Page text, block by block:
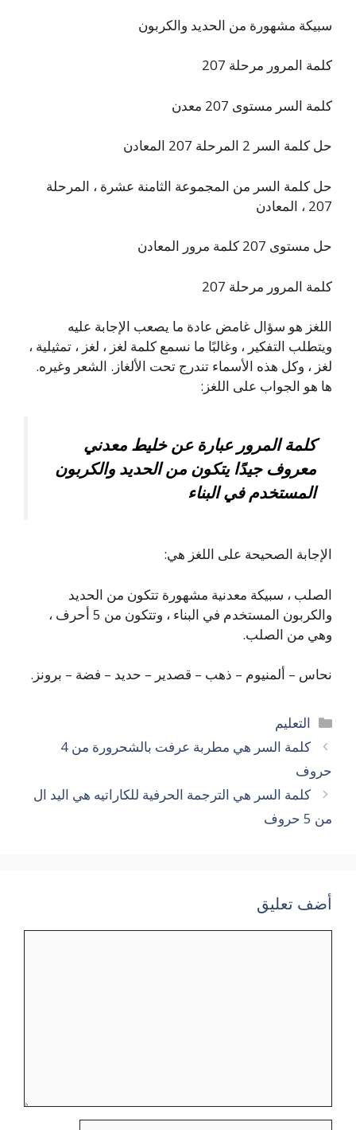
سبيكة مشهورة من الحديد والكربون
كلمة المرور مرحلة 207
كلمة السر مستوى 207 معدن
حل كلمة السر 2 المرحلة 207 المعادن
حل كلمة السر من المجموعة الثامنة عشرة ، المرحلة
207 ، المعادن
حل مستوى 207 كلمة مرور المعادن
كلمة المرور مرحلة 207
اللغز هو سؤال غامض عادة ما يصعب الإجابة عليه
ويتطلب التفكير ، وغالبًا ما نسمع كلمة لغز ، لغز ، تمثيلية ،
لغز ، وكل هذه الأسماء تندرج تحت الألغاز. الشعر وغيره.
ها هو الجواب على اللغز:
كلمة المرور عبارة عن خليط معدني
معروف جيدًا يتكون من الحديد والكربون
المستخدم في البناء
الإجابة الصحيحة على اللغز هي:
الصلب ، سبيكة معدنية مشهورة تتكون من الحديد
والكربون المستخدم في البناء ، وتتكون من 5 أحرف ،
وهي من الصلب.
نحاس – ألمنيوم – ذهب – قصدير – حديد – فضة – برونز.
التصنيفات
التعليم
كلمة السر هي مطربة عرفت بالشحرورة من 4
حروف
كلمة السر هي الترجمة الحرفية للكاراتيه هي اليد ال
من 5 حروف
أضف تعليق